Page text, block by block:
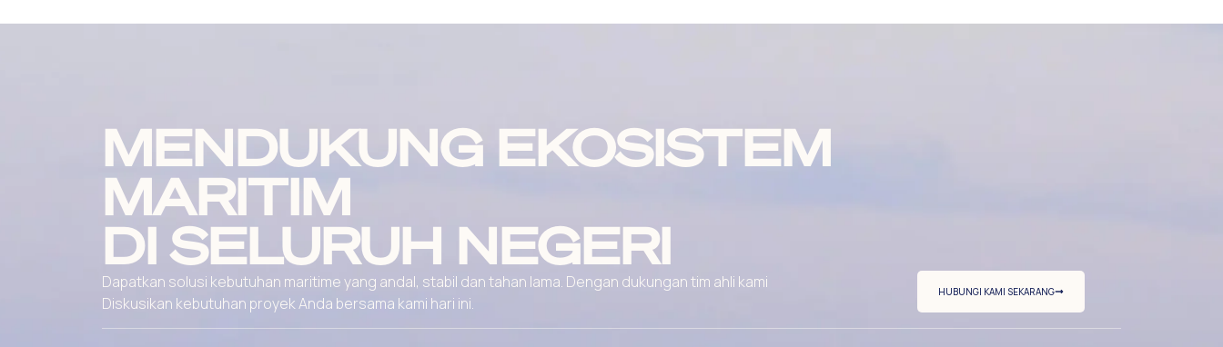
MENDUKUNG EKOSISTEM
MARITIM
DI SELURUH NEGERI
Dapatkan solusi kebutuhan maritime yang andal, stabil dan tahan lama. Dengan dukungan tim ahli kami
Diskusikan kebutuhan proyek Anda bersama kami hari ini.
HUBUNGI KAMI SEKARANG